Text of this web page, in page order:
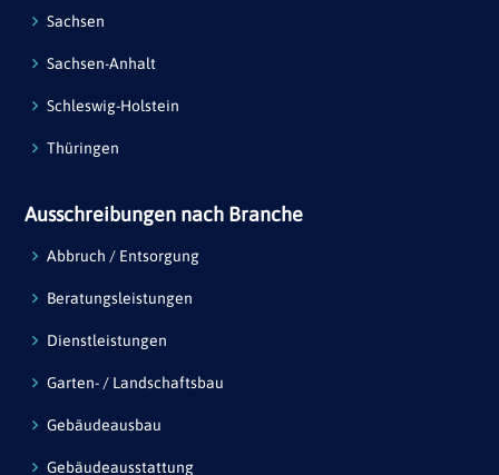
Sachsen
Sachsen-Anhalt
Schleswig-Holstein
Thüringen
Ausschreibungen nach Branche
Abbruch / Entsorgung
Beratungsleistungen
Dienstleistungen
Garten- / Landschaftsbau
Gebäudeausbau
Gebäudeausstattung